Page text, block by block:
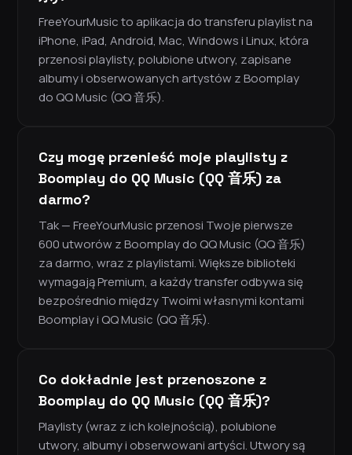
FreeYourMusic to aplikacja do transferu playlist na
iPhone, iPad, Android, Mac, Windows i Linux, która
przenosi playlisty, polubione utwory, zapisane
albumy i obserwowanych artystów z Boomplay
do QQ Music (QQ 音乐).
Czy mogę przenieść moje playlisty z
Boomplay do QQ Music (QQ 音乐) za
darmo?
Tak — FreeYourMusic przenosi Twoje pierwsze
600 utworów z Boomplay do QQ Music (QQ 音乐)
za darmo, wraz z playlistami. Większe biblioteki
wymagają Premium, a każdy transfer odbywa się
bezpośrednio między Twoimi własnymi kontami
Boomplay i QQ Music (QQ 音乐).
Co dokładnie jest przenoszone z
Boomplay do QQ Music (QQ 音乐)?
Playlisty (wraz z ich kolejnością), polubione
utwory, albumy i obserwowani artyści. Utwory są